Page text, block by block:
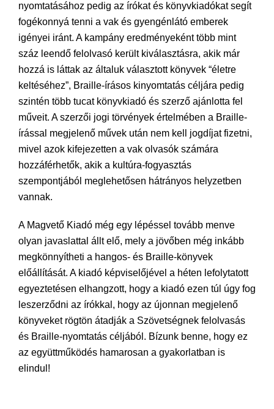
nyomtatásához pedig az írókat és könyvkiadókat segít
fogékonnyá tenni a vak és gyengénlátó emberek
igényei iránt. A kampány eredményeként több mint
száz leendő felolvasó került kiválasztásra, akik már
hozzá is láttak az általuk választott könyvek “életre
keltéséhez”, Braille-írásos kinyomtatás céljára pedig
szintén több tucat könyvkiadó és szerző ajánlotta fel
műveit. A szerzői jogi törvények értelmében a Braille-
írással megjelenő művek után nem kell jogdíjat fizetni,
mivel azok kifejezetten a vak olvasók számára
hozzáférhetők, akik a kultúra-fogyasztás
szempontjából meglehetősen hátrányos helyzetben
vannak.
A Magvető Kiadó még egy lépéssel tovább menve
olyan javaslattal állt elő, mely a jövőben még inkább
megkönnyítheti a hangos- és Braille-könyvek
előállítását. A kiadó képviselőjével a héten lefolytatott
egyeztetésen elhangzott, hogy a kiadó ezen túl úgy fog
leszerződni az írókkal, hogy az újonnan megjelenő
könyveket rögtön átadják a Szövetségnek felolvasás
és Braille-nyomtatás céljából. Bízunk benne, hogy ez
az együttműködés hamarosan a gyakorlatban is
elindul!